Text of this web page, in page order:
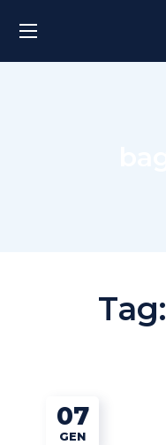
Tag:
07
GEN